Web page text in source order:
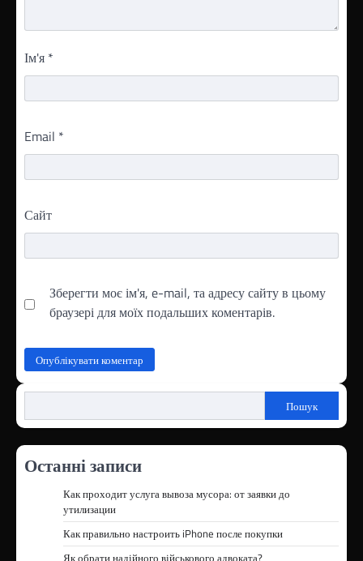
Ім'я *
Email *
Сайт
Зберегти моє ім'я, e-mail, та адресу сайту в цьому
браузері для моїх подальших коментарів.
Пошук
Останні записи
Как проходит услуга вывоза мусора: от заявки до
утилизации
Как правильно настроить iPhone после покупки